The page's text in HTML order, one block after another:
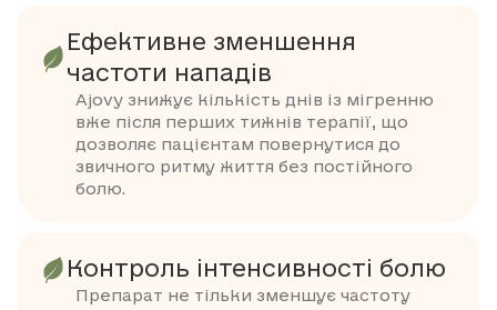
Ефективне зменшення
частоти нападів
Ajovy знижує кількість днів із мігренню
вже після перших тижнів терапії, що
дозволяє пацієнтам повернутися до
звичного ритму життя без постійного
болю.
Контроль інтенсивності болю
Препарат не тільки зменшує частоту